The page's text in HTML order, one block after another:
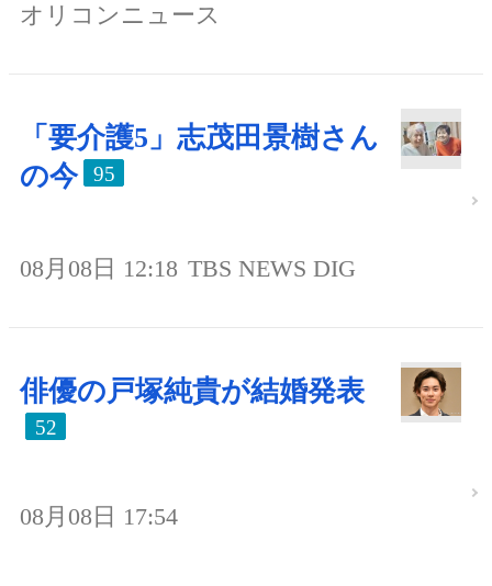
オリコンニュース
「要介護5」志茂田景樹さん
の今
95
08月08日 12:18 TBS NEWS DIG
俳優の戸塚純貴が結婚発表
52
08月08日 17:54